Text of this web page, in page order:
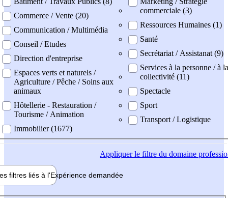
Commerce / Vente (20)
Communication / Multimédia
Conseil / Etudes
Direction d'entreprise
Espaces verts et naturels /
Agriculture / Pêche / Soins aux
animaux
Hôtellerie - Restauration /
Tourisme / Animation
Immobilier (1677)
commerciale (3)
Ressources Humaines (1)
Santé
Secrétariat / Assistanat (9)
Services à la personne / à la
collectivité (11)
Spectacle
Sport
Transport / Logistique
Appliquerle filtre du domaine
filtres liés à l'Expérience demandée